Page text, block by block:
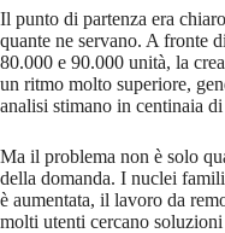
Il punto di partenza era
quante ne servano. A fronte
80.000 e 90.000 unità, la
un ritmo molto superiore,
analisi stimano in centinaia
Ma il problema non è solo
della domanda. I nuclei
è aumentata, il lavoro da
molti utenti cercano